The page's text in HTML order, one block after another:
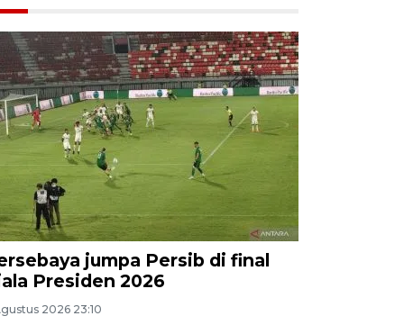
jumpa Persib di final
Presiden 2026
2026 23:10